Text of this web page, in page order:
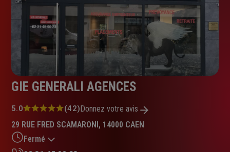
GIE GENERALI AGENCES
Note
5.0
sur
5
5.0 (42)Donnez votre avis
29 RUE FRED SCAMARONI, 14000 CAEN
Fermé